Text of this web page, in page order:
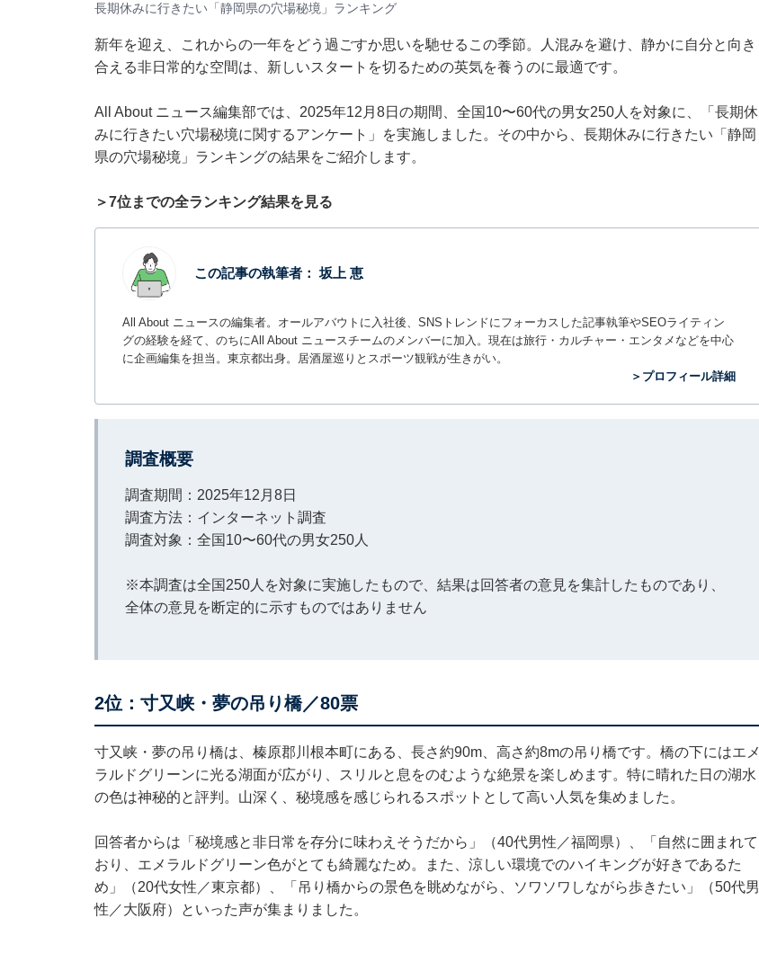
長期休みに行きたい「静岡県の穴場秘境」ランキング
新年を迎え、これからの一年をどう過ごすか思いを馳せるこの季節。人混みを避け、静かに自分と向き
合える非日常的な空間は、新しいスタートを切るための英気を養うのに最適です。
All About ニュース編集部では、2025年12月8日の期間、全国10〜60代の男女250人を対象に、「長期休
みに行きたい穴場秘境に関するアンケート」を実施しました。その中から、長期休みに行きたい「静岡
県の穴場秘境」ランキングの結果をご紹介します。
＞7位までの全ランキング結果を見る
この記事の執筆者： 坂上 恵
All About ニュースの編集者。オールアバウトに入社後、SNSトレンドにフォーカスした記事執筆やSEOライティン
グの経験を経て、のちにAll About ニュースチームのメンバーに加入。現在は旅行・カルチャー・エンタメなどを中心
に企画編集を担当。東京都出身。居酒屋巡りとスポーツ観戦が生きがい。
＞プロフィール詳細
調査概要
調査期間：2025年12月8日
調査方法：インターネット調査
調査対象：全国10〜60代の男女250人
※本調査は全国250人を対象に実施したもので、結果は回答者の意見を集計したものであり、
全体の意見を断定的に示すものではありません
2位：寸又峡・夢の吊り橋／80票
寸又峡・夢の吊り橋は、榛原郡川根本町にある、長さ約90m、高さ約8mの吊り橋です。橋の下にはエメ
ラルドグリーンに光る湖面が広がり、スリルと息をのむような絶景を楽しめます。特に晴れた日の湖水
の色は神秘的と評判。山深く、秘境感を感じられるスポットとして高い人気を集めました。
回答者からは「秘境感と非日常を存分に味わえそうだから」（40代男性／福岡県）、「自然に囲まれて
おり、エメラルドグリーン色がとても綺麗なため。また、涼しい環境でのハイキングが好きであるた
め」（20代女性／東京都）、「吊り橋からの景色を眺めながら、ソワソワしながら歩きたい」（50代男
性／大阪府）といった声が集まりました。